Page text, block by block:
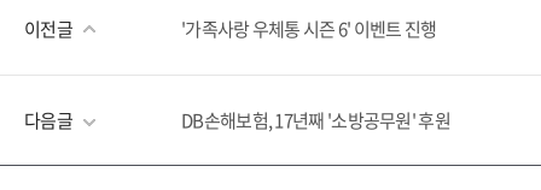
이전글 '가족사랑 우체통 시즌 6' 이벤트 진행
다음글 DB손해보험, 17년째 '소방공무원' 후원